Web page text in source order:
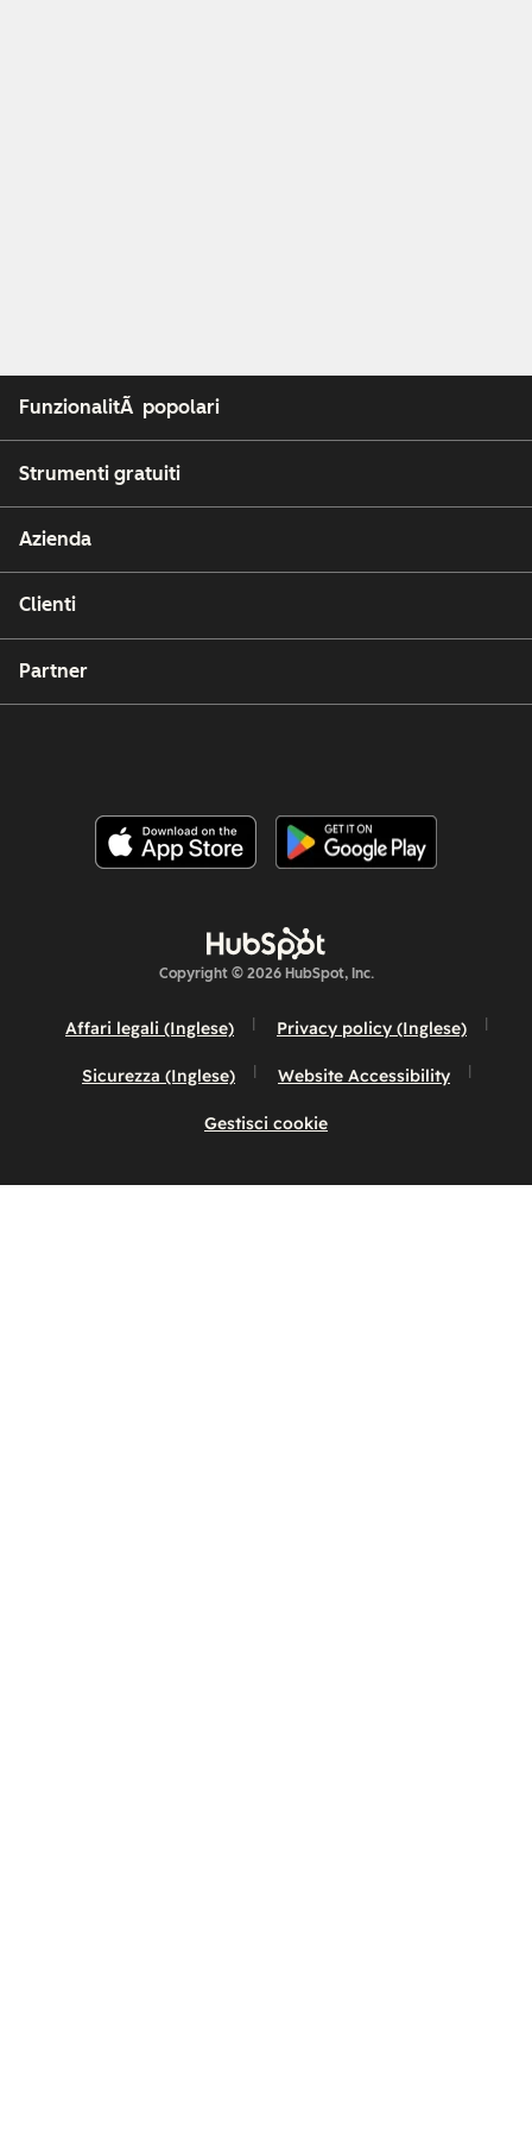
FunzionalitÃ popolari
Strumenti gratuiti
Azienda
Clienti
Partner
Copyright © 2026 HubSpot, Inc.
Affari legali (Inglese) Privacy policy (Inglese)
Sicurezza (Inglese) Website Accessibility
Gestisci cookie